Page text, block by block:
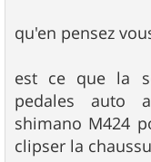
qu'en pensez
est ce que la
pedales auto
shimano M424
clipser la